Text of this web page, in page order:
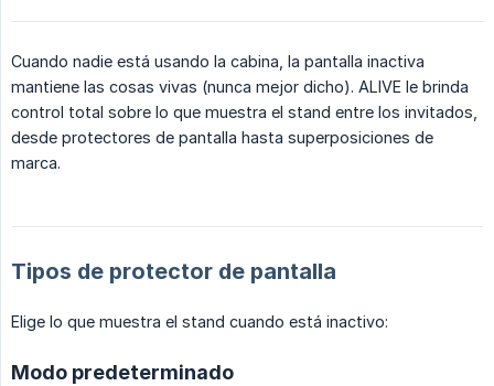
Cuando nadie está usando la cabina, la pantalla inactiva
mantiene las cosas vivas (nunca mejor dicho). ALIVE le brinda
control total sobre lo que muestra el stand entre los invitados,
desde protectores de pantalla hasta superposiciones de
marca.
Tipos de protector de pantalla
Elige lo que muestra el stand cuando está inactivo:
Modo predeterminado